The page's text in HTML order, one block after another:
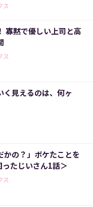
ス
寡黙で優しい上司と高
ス
く見えるのは、何ヶ
かの？」ボケたことを
たじいさん1話＞
ス